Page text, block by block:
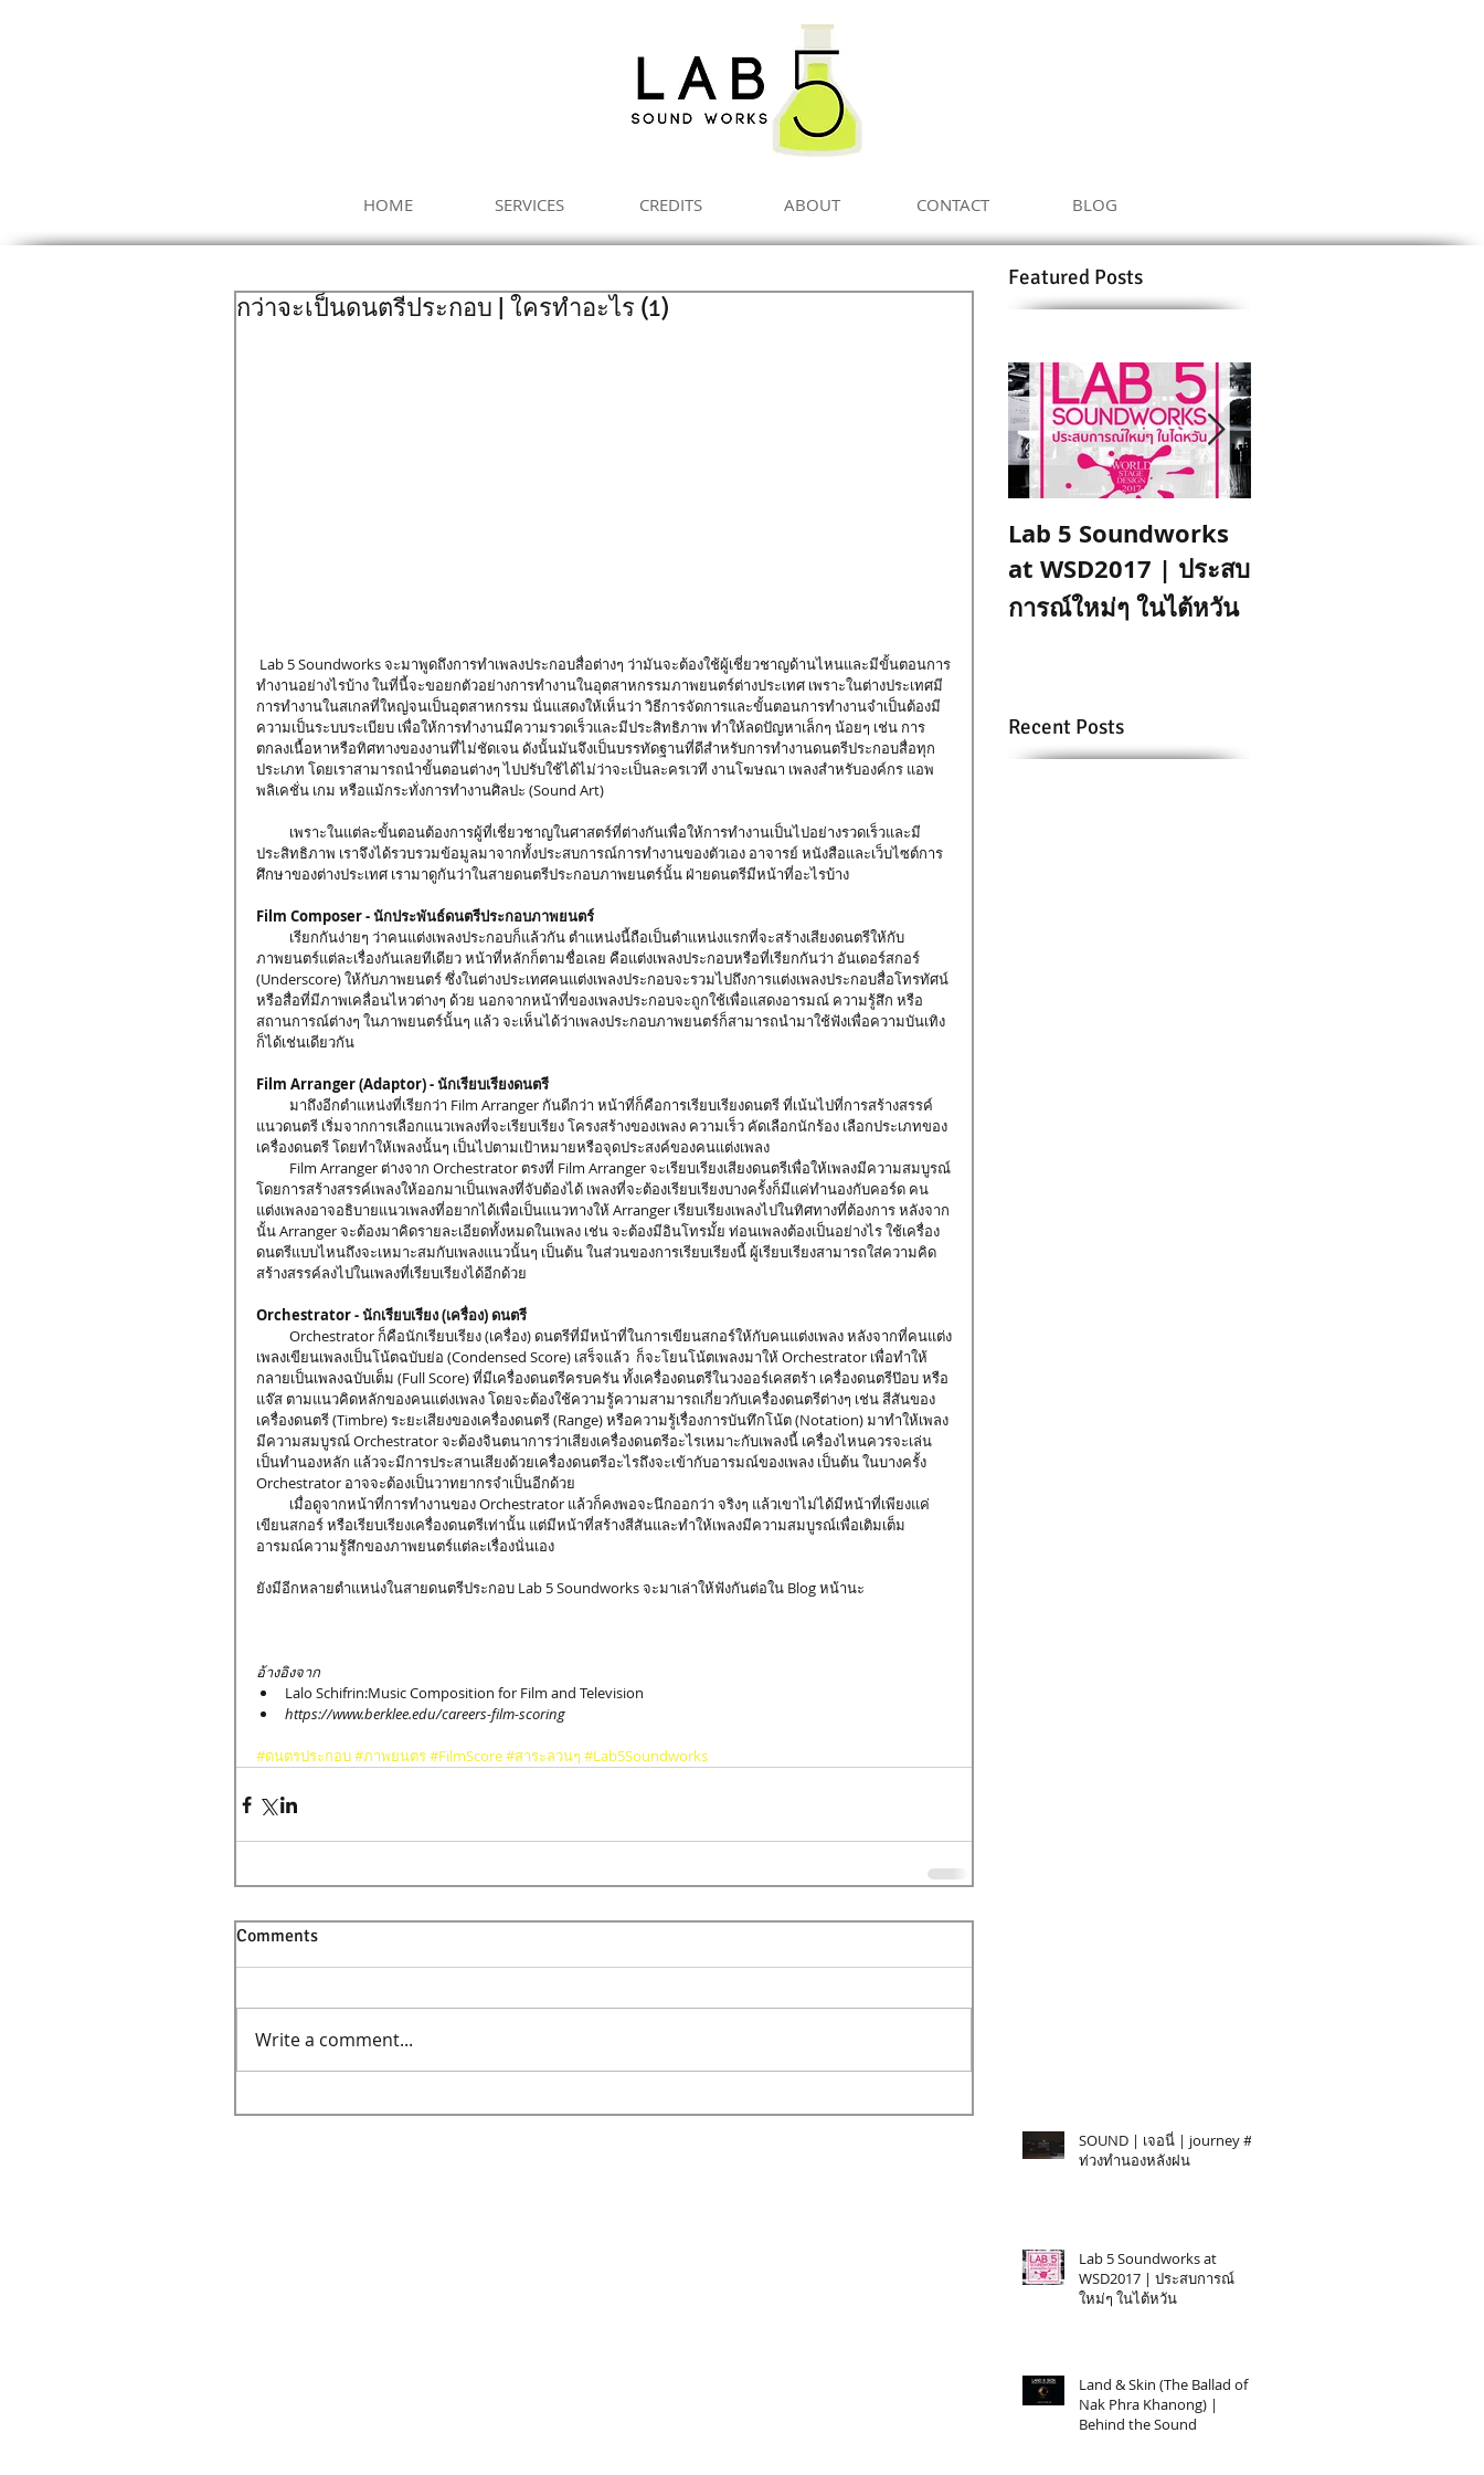
ABOUT CONTACT BLOG
CREDITS
SERVICES
HOME
กว่าจะเป็นดนตรีประกอบ | ใครทำอะไร (1)
ทำงานอย่างไรบ้าง ในที่นี้จะขอยกตัวอย่างการทำงานในอุตสาหกรรมภาพยนตร์ต่างประเทศ เพราะในต่างประเทศมี
การทำงานในสเกลที่ใหญ่จนเป็นอุตสาหกรรม นั่นแสดงให้เห็นว่า วิธีการจัดการและขั้นตอนการทำงานจำเป็นต้องมี
ความเป็นระบบระเบียบ เพื่อให้การทำงานมีความรวดเร็วและมีประสิทธิภาพ ทำให้ลดปัญหาเล็กๆ น้อยๆ เช่น การ
ตกลงเนื้อหาหรือทิศทางของงานที่ไม่ชัดเจน ดังนั้นมันจึงเป็นบรรทัดฐานที่ดีสำหรับการทำงานดนตรีประกอบสื่อทุก
ประเภท โดยเราสามารถนำขั้นตอนต่างๆ ไปปรับใช้ได้ไม่ว่าจะเป็นละครเวที งานโฆษณา เพลงสำหรับองค์กร แอพ
พลิเคชั่น เกม หรือแม้กระทั่งการทำงานศิลปะ (Sound Art)
ประสิทธิภาพ เราจึงได้รวบรวมข้อมูลมาจากทั้งประสบการณ์การทำงานของตัวเอง อาจารย์ หนังสือและเว็บไซต์การ
ศึกษาของต่างประเทศ เรามาดูกันว่าในสายดนตรีประกอบภาพยนตร์นั้น ฝ่ายดนตรีมีหน้าที่อะไรบ้าง
Film Composer - นักประพันธ์ดนตรีประกอบภาพยนตร์
ภาพยนตร์แต่ละเรื่องกันเลยทีเดียว หน้าที่หลักก็ตามชื่อเลย คือแต่งเพลงประกอบหรือที่เรียกกันว่า อันเดอร์สกอร์
(Underscore) ให้กับภาพยนตร์ ซึ่งในต่างประเทศคนแต่งเพลงประกอบจะรวมไปถึงการแต่งเพลงประกอบสื่อโทรทัศน์
หรือสื่อที่มีภาพเคลื่อนไหวต่างๆ ด้วย นอกจากหน้าที่ของเพลงประกอบจะถูกใช้เพื่อแสดงอารมณ์ ความรู้สึก หรือ
สถานการณ์ต่างๆ ในภาพยนตร์นั้นๆ แล้ว จะเห็นได้ว่าเพลงประกอบภาพยนตร์ก็สามารถนำมาใช้ฟังเพื่อความบันเทิง
ก็ได้เช่นเดียวกัน
Film Arranger (Adaptor) - นักเรียบเรียงดนตรี
แนวดนตรี เริ่มจากการเลือกแนวเพลงที่จะเรียบเรียง โครงสร้างของเพลง ความเร็ว คัดเลือกนักร้อง เลือกประเภทของ
เครื่องดนตรี โดยทำให้เพลงนั้นๆ เป็นไปตามเป้าหมายหรือจุดประสงค์ของคนแต่งเพลง
โดยการสร้างสรรค์เพลงให้ออกมาเป็นเพลงที่จับต้องได้ เพลงที่จะต้องเรียบเรียงบางครั้งก็มีแค่ทำนองกับคอร์ด คน
แต่งเพลงอาจอธิบายแนวเพลงที่อยากได้เพื่อเป็นแนวทางให้ Arranger เรียบเรียงเพลงไปในทิศทางที่ต้องการ หลังจาก
นั้น Arranger จะต้องมาคิดรายละเอียดทั้งหมดในเพลง เช่น จะต้องมีอินโทรมั้ย ท่อนเพลงต้องเป็นอย่างไร ใช้เครื่อง
ดนตรีแบบไหนถึงจะเหมาะสมกับเพลงแนวนั้นๆ เป็นต้น ในส่วนของการเรียบเรียงนี้ ผู้เรียบเรียงสามารถใส่ความคิด
สร้างสรรค์ลงไปในเพลงที่เรียบเรียงได้อีกด้วย
Orchestrator - นักเรียบเรียง (เครื่อง) ดนตรี
เพลงเขียนเพลงเป็นโน้ตฉบับย่อ (Condensed Score) เสร็จแล้ว  ก็จะโยนโน้ตเพลงมาให้ Orchestrator เพื่อทำให้
กลายเป็นเพลงฉบับเต็ม (Full Score) ที่มีเครื่องดนตรีครบครัน ทั้งเครื่องดนตรีในวงออร์เคสตร้า เครื่องดนตรีป๊อบ หรือ
แจ๊ส ตามแนวคิดหลักของคนแต่งเพลง โดยจะต้องใช้ความรู้ความสามารถเกี่ยวกับเครื่องดนตรีต่างๆ เช่น สีสันของ
เครื่องดนตรี (Timbre) ระยะเสียงของเครื่องดนตรี (Range) หรือความรู้เรื่องการบันทึกโน้ต (Notation) มาทำให้เพลง
มีความสมบูรณ์ Orchestrator จะต้องจินตนาการว่าเสียงเครื่องดนตรีอะไรเหมาะกับเพลงนี้ เครื่องไหนควรจะเล่น
เป็นทำนองหลัก แล้วจะมีการประสานเสียงด้วยเครื่องดนตรีอะไรถึงจะเข้ากับอารมณ์ของเพลง เป็นต้น ในบางครั้ง
Orchestrator อาจจะต้องเป็นวาทยากรจำเป็นอีกด้วย
เขียนสกอร์ หรือเรียบเรียงเครื่องดนตรีเท่านั้น แต่มีหน้าที่สร้างสีสันและทำให้เพลงมีความสมบูรณ์เพื่อเติมเต็ม
อารมณ์ความรู้สึกของภาพยนตร์แต่ละเรื่องนั่นเอง
ยังมีอีกหลายตำแหน่งในสายดนตรีประกอบ Lab 5 Soundworks จะมาเล่าให้ฟังกันต่อใน Blog หน้านะ
อ้างอิงจาก
Lalo Schifrin:Music Composition for Film and Television
https://www.berklee.edu/careers-film-scoring
#ดนตรประกอบ#ภาพยนตร#FilmScore#สาระลวนๆ #Lab5Soundworks
Comments
Write a comment...
Featured Posts
Lab 5 Soundworks
at WSD2017 | ประสบ
การณ์ใหม่ๆ ในไต้หวัน
Recent Posts
SOUND | เจอนี่ | journey #1
ท่วงทำนองหลังฝน
Lab 5 Soundworks at
WSD2017 | ประสบการณ์
ใหม่ๆ ในไต้หวัน
Land & Skin (The Ballad of
Nak Phra Khanong) |
Behind the Sound